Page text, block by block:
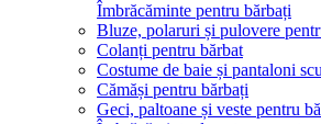
Îmbrăcăminte pentru bărbați
Bluze, polaruri și pulovere
Colanți pentru bărbat
Costume de baie și pantaloni
Cămăși pentru bărbați
Geci, paltoane și veste pentru